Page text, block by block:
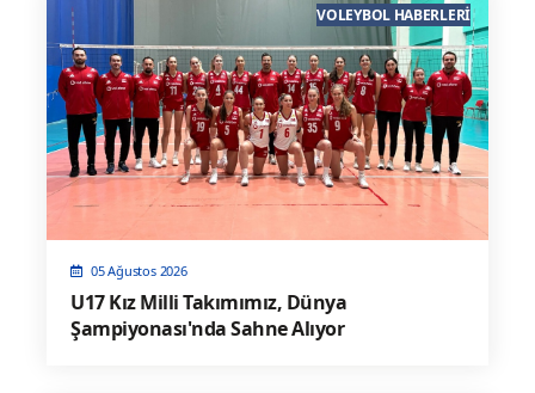
05 Ağustos 2026
U17 Kız Milli Takımımız, Dünya
Şampiyonası'nda Sahne Alıyor
VOLEYBOL HABERLERI